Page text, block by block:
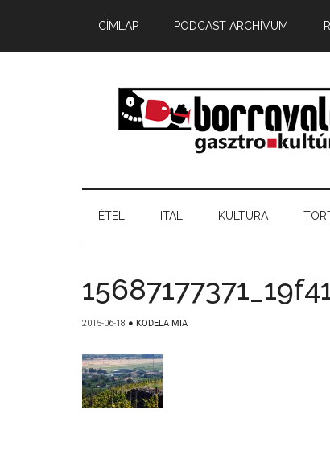
CÍMLAP PODCAST ARCHÍVUM
ÉTEL ITAL KULTÚRA
2015-06-18 ● KODELA MIA